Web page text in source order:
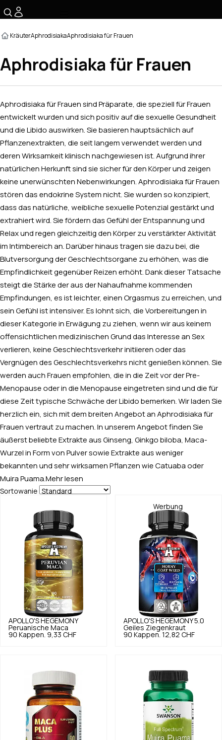
KräuterAphrodisiakaAphrodisiaka für Frauen
Aphrodisiaka für Frauen
Aphrodisiaka für Frauen sind Präparate, die speziell für Frauen
entwickelt wurden und sich positiv auf die sexuelle Gesundheit
und die Libido auswirken. Sie basieren hauptsächlich auf
Pflanzenextrakten, die seit langem verwendet werden und
deren Wirksamkeit klinisch nachgewiesen ist. Aufgrund ihrer
natürlichen Herkunft sind sie sicher für den Körper und zeigen
keine unerwünschten Nebenwirkungen. Aphrodisiaka für Frauen
stören das endokrine System nicht. Sie wurden so konzipiert,
dass das natürliche, weibliche sexuelle Potenzial gestärkt und
extrahiert wird. Sie fördern das Gefühl der Entspannung und
Relax und regen gleichzeitig den Körper zu verstärkter Aktivität
im Intimbereich an. Darüber hinaus tragen sie dazu bei, die
Blutversorgung der Geschlechtsorgane zu erhöhen, was die
Empfindlichkeit gegenüber Reizen erhöht. Dank dieser Tatsache
steigt die Stärke der aus der Nahaufnahme kommenden
Empfindungen, es ist leichter, einen Orgasmus zu erreichen, und
sein Gefühl ist intensiver. Es lohnt sich, die Vorbereitungen in
dieser Kategorie in Erwägung zu ziehen, wenn wir aus keinem
offensichtlichen medizinischen Grund das Interesse an Sex
verlieren, keine Geschlechtsverkehr initiieren oder das
Vergnügen des Geschlechtsverkehrs nicht genießen können. Sie
werden auch Frauen empfohlen, die in die Zeit vor der Pre-
Menopause oder in die Menopause eingetreten sind und die für
diese Zeit typische Schwäche der Libido bemerken. Wir laden Sie
herzlich ein, sich mit dem breiten Angebot an Aphrodisiaka für
Frauen vertraut zu machen. In unserem Angebot finden Sie
äußerst beliebte Extrakte aus Ginseng, Ginkgo biloba, Maca-
Wurzel in Form von Pulver sowie Extrakte aus weniger
bekannten und sehr wirksamen Pflanzen wie Catuaba oder
Muira Puama. Mehr lesen
Sortowanie
APOLLO'S HEGEMONY
Peruanische Maca
90 Kappen. 9,33 CHF
Werbung
APOLLO'S HEGEMONY 5.0
Geiles Ziegenkraut
90 Kappen. 12,82 CHF